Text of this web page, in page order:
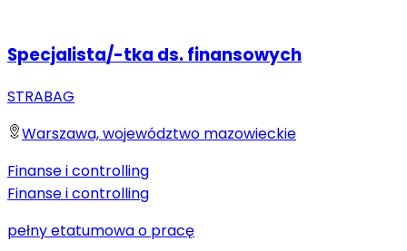
Specjalista/-tka ds. finansowych
STRABAG
Warszawa, województwo mazowieckie
Finanse i controlling
Finanse i controlling
pełny etatumowa o pracę